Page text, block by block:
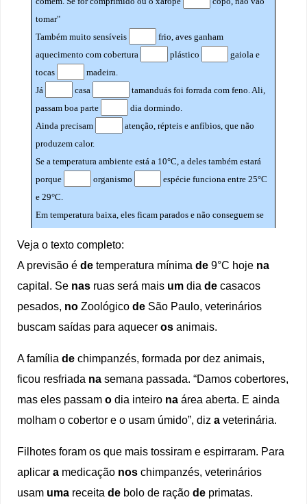
Veja o texto completo:
A previsão éde temperatura mínimade 9°C hoje na
capital. Se nas ruas será mais um diade casacos
pesados, no Zoológicode São Paulo, veterinários
buscam saídas para aqueceros animais.
A famíliade chimpanzés, formada por dez animais,
ficou resfriada na semana passada. “Damos cobertores,
mas eles passamo dia inteiro na área aberta. E ainda
molham o cobertor e o usam úmido”, diza veterinária.
Filhotes foram os que mais tossiram e espirraram. Para
aplicara medicação nos chimpanzés, veterinários
usam uma receitade bolo de raçãode primatas.